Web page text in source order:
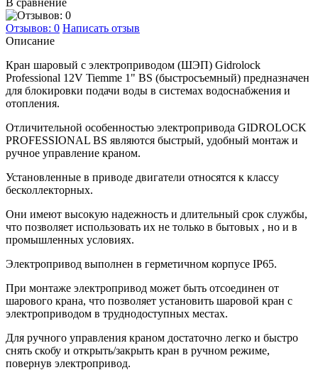
Отзывов: 0 Написать отзыв
Описание
Кран шаровый с электроприводом (ШЭП) Gidrolock
Professional 12V Tiemme 1" BS (быстросъемный) предназначен
для блокировки подачи воды в системах водоснабжения и
отопления.
Отличительной особенностью электропривода GIDROLOCK
PROFESSIONAL BS являются быстрый, удобный монтаж и
ручное управление краном.
Установленные в приводе двигатели относятся к классу
бесколлекторных.
Они имеют высокую надежность и длительный срок службы,
что позволяет использовать их не только в бытовых , но и в
промышленных условиях.
Электропривод выполнен в герметичном корпусе IP65.
При монтаже электропривод может быть отсоединен от
шарового крана, что позволяет установить шаровой кран с
электроприводом в труднодоступных местах.
Для ручного управления краном достаточно легко и быстро
снять скобу и открыть/закрыть кран в ручном режиме,
повернув электропривод.